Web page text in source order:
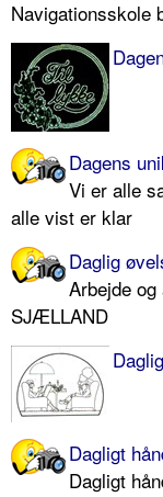
Navigationsskole
Dagens
Vi er alle
alle vist er klar
Daglig
Arbejde
SJÆLLAND
Dagligt
Dagligt